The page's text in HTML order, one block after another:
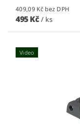
409,09 Kč bez DPH
495 Kč / ks
Video